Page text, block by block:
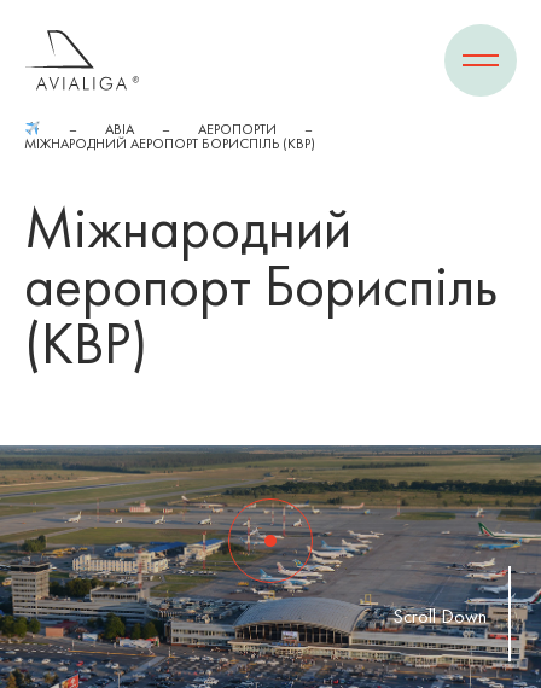
АВІА АЕРОПОРТИ
МІЖНАРОДНИЙ АЕРОПОРТ БОРИСПІЛЬ (KBP)
Міжнародний
аеропорт Бориспіль
(KBP)
Scroll Down